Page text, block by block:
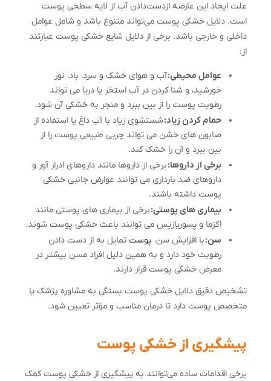
علت ایجاد این عارضه ازدست‌دادن آب از لایه سطحی پوست
است. دلایل خشکی پوست می‌تواند متنوع باشد و شامل عوامل
داخلی و خارجی باشد. برخی از دلایل شایع خشکی پوست عبارتند
از:
عوامل محیطی:آب و هوای خشک و سرد، باد، نور
خورشید، و شنا کردن در آب استخر یا دریا می تواند
رطوبت پوست را از بین ببرد و منجر به خشکی آن شود.
حمام کردن زیاد:شستشوی زیاد با آب داغ یا استفاده از
صابون های خشن می تواند چربی طبیعی پوست را از
بین ببرد و آن را خشک کند.
برخی از داروها:برخی از داروها مانند داروهای ادرار آور و
داروهای ضد بارداری می توانند عوارض جانبی خشکی
پوست داشته باشند.
بیماری های پوستی:برخی از بیماری های پوستی مانند
اگزما و پسوریازیس می توانند باعث خشکی پوست شوند.
سن:با افزایش سن، پوست تمایل به از دست دادن
رطوبت خود دارد و به همین دلیل افراد مسن بیشتر در
معرض خشکی پوست قرار دارند.
تشخیص دقیق دلایل خشکی پوست بستگی به مشاوره پزشک یا
متخصص پوست دارد تا درمان مناسب و مؤثر تعیین شود.
پیشگیری از خشکی پوست
برخی اقدامات ساده می‌توانند به پیشگیری از خشکی پوست کمک